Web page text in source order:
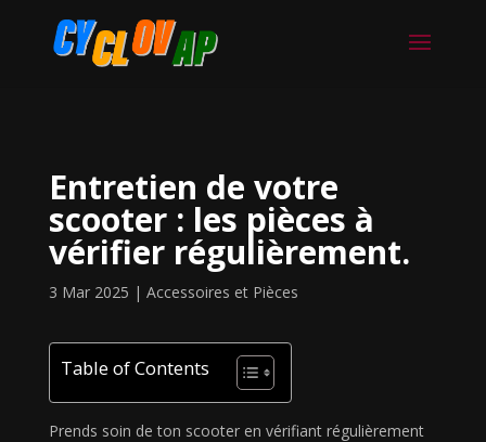
Entretien de votre
scooter : les pièces à
vérifier régulièrement.
3 Mar 2025 | Accessoires et Pièces
Table of Contents
Prends soin de ton scooter en vérifiant régulièrement